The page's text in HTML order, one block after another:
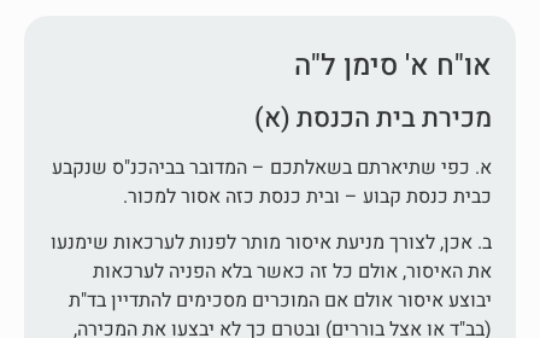
או"ח א' סימן ל"ה
מכירת בית הכנסת (א)
א. כפי שתיארתם בשאלתכם – המדובר בביהכנ"ס שנקבע
כבית כנסת קבוע – ובית כנסת כזה אסור למכור.
ב. אכן, לצורך מניעת איסור מותר לפנות לערכאות שימנעו
את האיסור, אולם כל זה כאשר בלא הפניה לערכאות
יבוצע איסור אולם אם המוכרים מסכימים להתדיין בד"ת
(בב"ד או אצל בוררים) ובטרם כך לא יבצעו את המכירה,